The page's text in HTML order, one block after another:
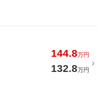
144.8万円
132.8万円